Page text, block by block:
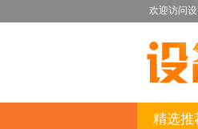
欢迎访问设
精选推